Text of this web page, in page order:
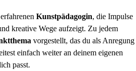
Kunstpädagogin, die Impulse
kreative Wege aufzeigt. Zu jedem
vorgestellt, das du als Anregung
einfach weiter an deinem eigenen
passt.